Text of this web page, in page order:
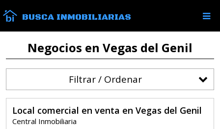
BUSCA INMOBILIARIAS
Negocios en Vegas del Genil
Filtrar / Ordenar
Local comercial en venta en Vegas del Genil
Central Inmobiliaria